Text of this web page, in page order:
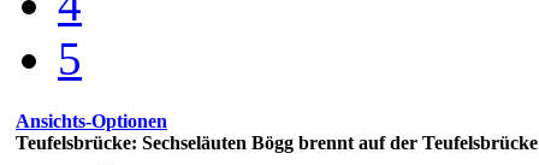
5
Ansichts-Optionen
Teufelsbrücke: Sechseläuten Bögg brennt auf der